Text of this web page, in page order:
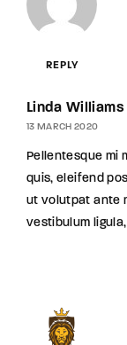
REPLY
Linda Williams
13 MARCH 2020
Pellentesque mi
quis, eleifend
ut volutpat ante
vestibulum